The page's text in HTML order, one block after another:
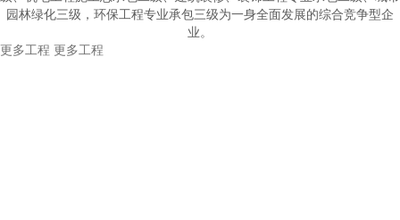
园林绿化三级，环保工程专业承包三级为一身全面发展的综合竞争型企
业。
更多工程 更多工程